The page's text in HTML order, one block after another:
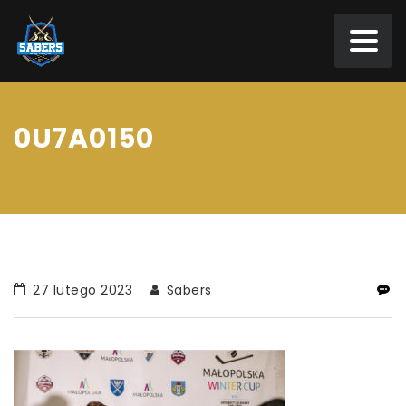
0U7A0150
27 lutego 2023 Sabers